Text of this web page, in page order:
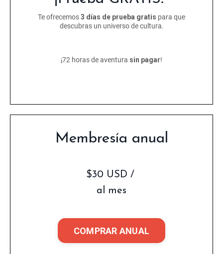
Te ofrecemos3 días de prueba gratis para que
descubras un universo de cultura.
¡72 horas de aventura sin pagar!
Membresía anual
$30 USD /
al mes
COMPRAR ANUAL